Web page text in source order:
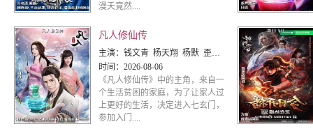
漫夭竟然....
凡人修仙传
主演： 钱文青 杨天翔 杨默 歪歪 谷江山 乔诗语
时间： 2026-08-06
《凡人修仙传》中的主角，来自一
个生活贫困的家庭，为了让家人过
上更好的生活，决定进入七玄门，
参加入门....